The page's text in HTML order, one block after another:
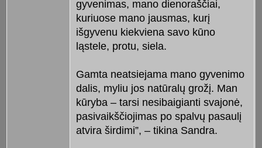
gyvenimas, mano dienoraščiai,
kuriuose mano jausmas, kurį
išgyvenu kiekviena savo kūno
ląstele, protu, siela.
Gamta neatsiejama mano gyvenimo
dalis, myliu jos natūralų grožį. Man
kūryba – tarsi nesibaigianti svajonė,
pasivaikščiojimas po spalvų pasaulį
atvira širdimi”, – tikina Sandra.